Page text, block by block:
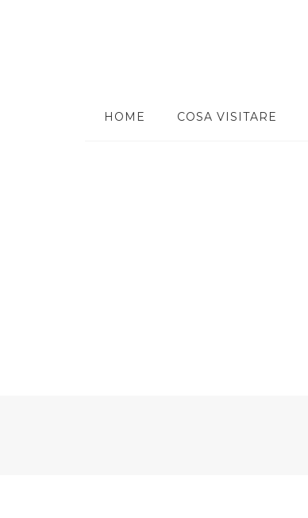
HOME COSA VISITARE